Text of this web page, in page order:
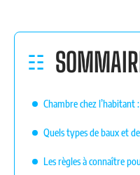
Chambre chez
Quels types de baux et
Les règles à connaître